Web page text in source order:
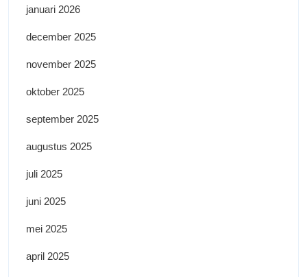
januari 2026
december 2025
november 2025
oktober 2025
september 2025
augustus 2025
juli 2025
juni 2025
mei 2025
april 2025